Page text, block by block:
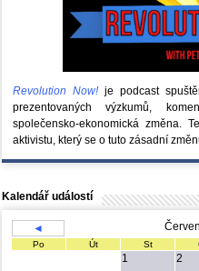
Revolution Now! je podcast
prezentovaných výzkumů,
společensko-ekonomická změna.
aktivistu, který se o tuto zásadní
Kalendář událostí
◄
Po Út St
1 2